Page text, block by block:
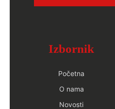
Izbornik
Početna
O nama
Novosti